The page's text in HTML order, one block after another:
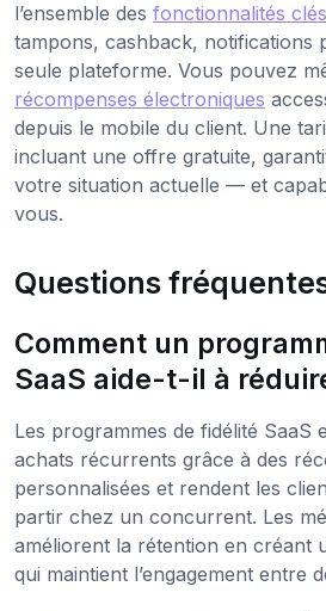
l’ensemble des fonctionnalités clés
tampons, cashback, notifications
seule plateforme. Vous pouvez
récompenses électroniques
depuis le mobile du client. Une
incluant une offre gratuite,
votre situation actuelle — et
vous.
Questions
Comment un
SaaS aide-t-il à
Les programmes de fidélité SaaS
achats récurrents grâce à des
personnalisées et rendent les
partir chez un concurrent. Les
améliorent la rétention en créant
qui maintient l’engagement entre